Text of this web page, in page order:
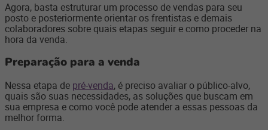
Agora, basta estruturar um processo de vendas para seu
posto e posteriormente orientar os frentistas e demais
colaboradores sobre quais etapas seguir e como proceder na
hora da venda.
Preparação para a venda
Nessa etapa de pré-venda, é preciso avaliar o público-alvo,
quais são suas necessidades, as soluções que buscam em
sua empresa e como você pode atender a essas pessoas da
melhor forma.